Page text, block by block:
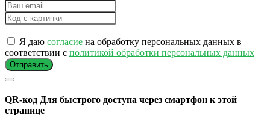
Я даю согласие на обработку персональных данных в
соответствии с политикой обработки персональных данных
Отправить
QR-код Для быстрого доступа через смартфон к этой
странице